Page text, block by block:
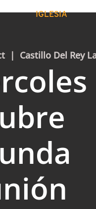
IGLESIA
  |
Castillo Del Rey